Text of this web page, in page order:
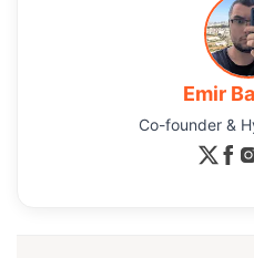
Emir
Co-founder &